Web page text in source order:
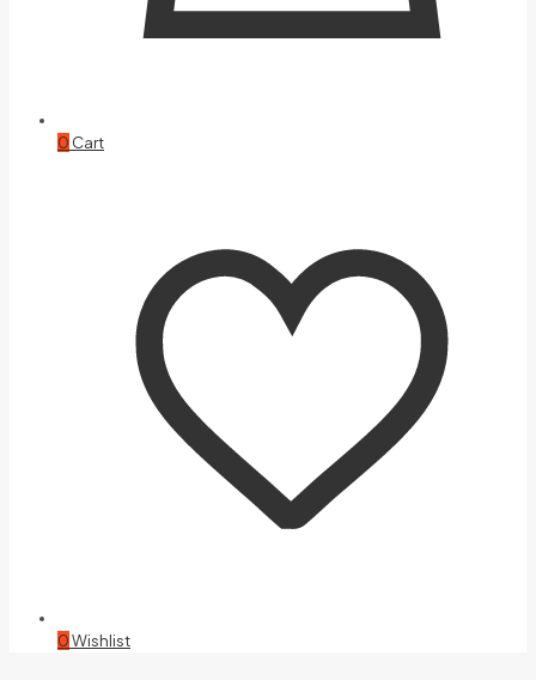
0 Cart
0Wishlist